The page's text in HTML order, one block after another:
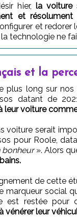
hier, la voiture
et
et redorer
la technologie ne
et la
plus long sur nos
datant de
leur voiture
voiture serait
pour Roole,
bonheur». Alors
de cette
marqueur social
est restée pour
vénérer leur